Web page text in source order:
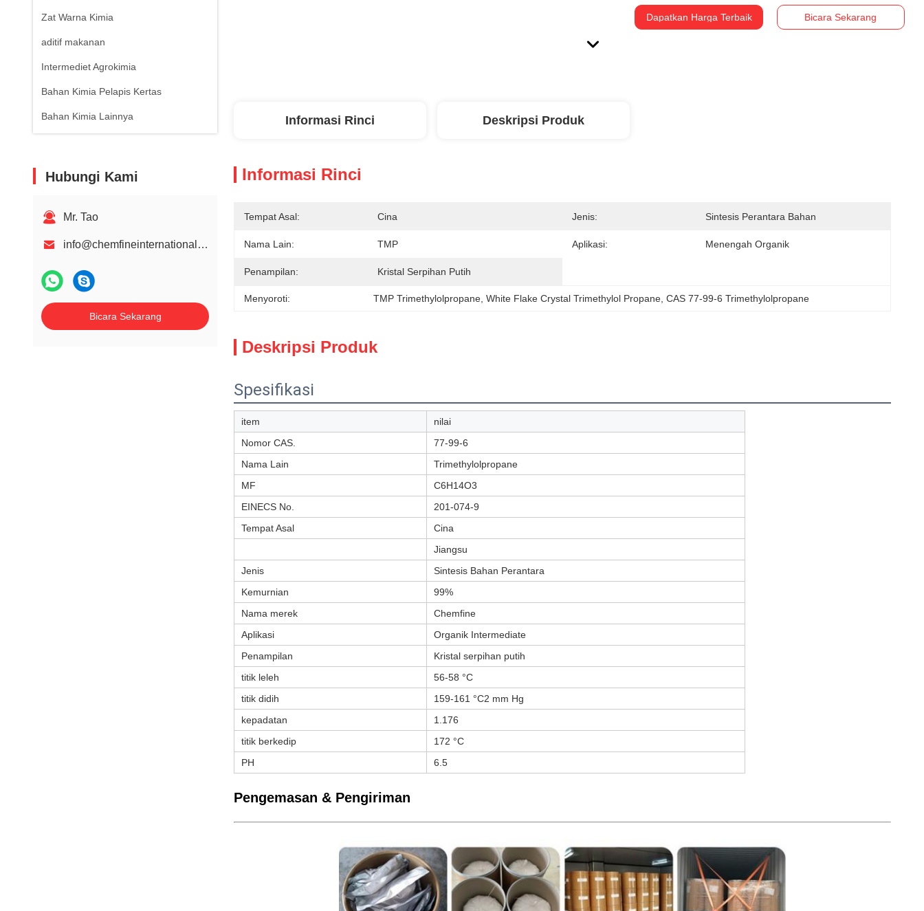
Zat Warna Kimia
aditif makanan
Intermediet Agrokimia
Bahan Kimia Pelapis Kertas
Bahan Kimia Lainnya
Hubungi Kami
Mr. Tao
info@chemfineinternational.com
Bicara Sekarang
Dapatkan Harga Terbaik Bicara Sekarang
Informasi Rinci Deskripsi Produk
Informasi Rinci
Tempat Asal: Cina Jenis: Sintesis Perantara Bahan
Nama Lain: TMP Aplikasi: Menengah Organik
Penampilan: Kristal Serpihan Putih
Menyoroti: TMP Trimethylolpropane , White Flake Crystal Trimethylol Propane , CAS 77-99-6 Trimethylolpropane
Deskripsi Produk
Spesifikasi
item
nilai
Nomor CAS.
77-99-6
Nama Lain
Trimethylolpropane
MF
C6H14O3
EINECS No.
201-074-9
Tempat Asal
Cina
Jiangsu
Jenis
Sintesis Bahan Perantara
Kemurnian
99%
Nama merek
Chemfine
Aplikasi
Organik Intermediate
Penampilan
Kristal serpihan putih
titik leleh
56-58 °C
titik didih
159-161 °C2 mm Hg
kepadatan
1.176
titik berkedip
172 °C
PH
6.5
Pengemasan & Pengiriman